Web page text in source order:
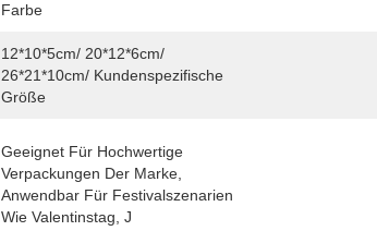
Farbe
12*10*5cm/ 20*12*6cm/
26*21*10cm/ Kundenspezifische
Größe
Geeignet Für Hochwertige
Verpackungen Der Marke,
Anwendbar Für Festivalszenarien
Wie Valentinstag, J